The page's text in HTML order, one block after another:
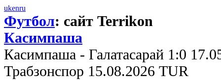
ukenru
Футбол: сайт Terrikon
Касимпаша
Касимпаша - Галатасарай 1:0
Трабзонспор 15.08.2026 TUR